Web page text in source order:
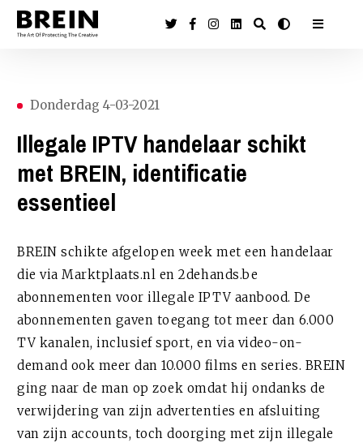
Donderdag 4-03-2021
Illegale IPTV handelaar schikt
met BREIN, identificatie
essentieel
BREIN schikte afgelopen week met een handelaar
die via Marktplaats.nl en 2dehands.be
abonnementen voor illegale IPTV aanbood. De
abonnementen gaven toegang tot meer dan 6.000
TV kanalen, inclusief sport, en via video-on-
demand ook meer dan 10.000 films en series. BREIN
ging naar de man op zoek omdat hij ondanks de
verwijdering van zijn advertenties en afsluiting
van zijn accounts, toch doorging met zijn illegale